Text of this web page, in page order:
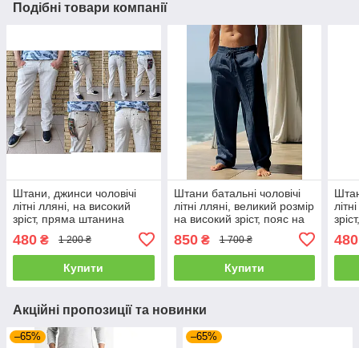
Подібні товари компанії
Штани, джинси чоловічі
літні лляні, на високий
зріст, пряма штанина
480 ₴ 1 200 ₴
Купити
Штани батальні чоловічі
літні лляні, великий розмір
на високий зріст, пояс на
850₴ 1 700 ₴
Купити
480
Акційні пропозиції та новинки
–65% –65%